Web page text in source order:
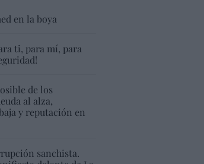
en la boya
ti, para mí, para
de los
al alza,
y reputación en
sanchista.